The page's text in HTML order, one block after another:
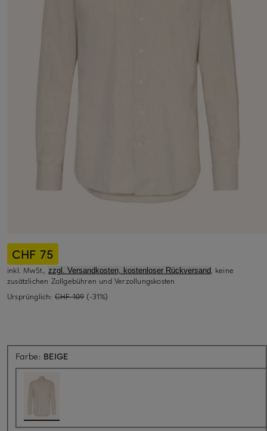
CHF 75
inkl. MwSt., zzgl. Versandkosten, kostenloser Rückversand, keine
zusätzlichen Zollgebühren und Verzollungskosten
Ursprünglich: CHF 109 (-31%)
Farbe: BEIGE